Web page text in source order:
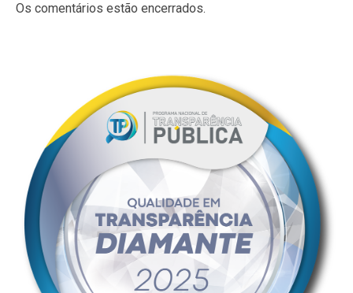
Os comentários estão encerrados.